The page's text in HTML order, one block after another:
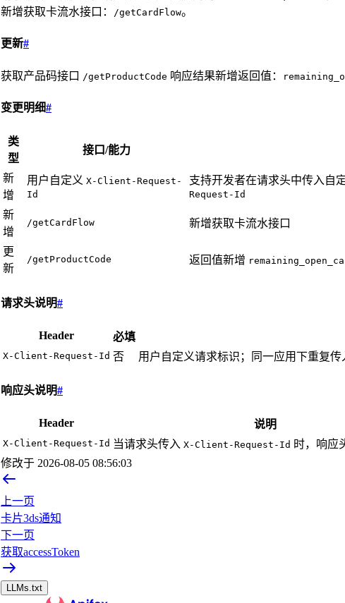
新增获取卡流水接口：
/getCardFlow。
更新#
获取产品码接口 /getProductCode 响应结果新增返回值：
变更明细#
类
型
接口/能力
新
增
用户自定义 X-Client-Request-
Id
支持开发者在请求头中传入自
Request-Id
新
增
/getCardFlow 新增获取卡流水接口
更
新
/getProductCode 返回值新增
请求头说明#
Header 必填
X-Client-Request-Id 否 用户自定义请求标识；同一应用下重复传
响应头说明#
Header 说明
X-Client-Request-Id 当请求头传入 X-Client-Request-Id 时，响应
修改于 2026-08-05 08:56:03
上一页
卡片3ds通知
下一页
获取accessToken
LLMs.txt